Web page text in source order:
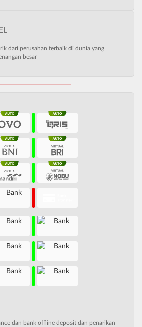
dari perusahan terbaik di dunia yang
besar
dan bank offline deposit dan penarikan